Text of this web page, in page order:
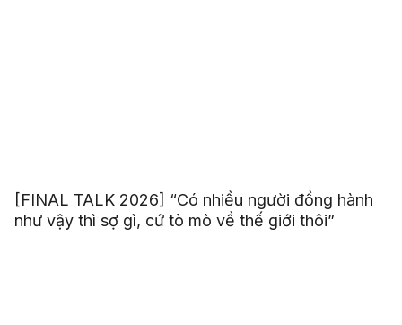
[FINAL TALK 2026] “Có nhiều người đồng hành
như vậy thì sợ gì, cứ tò mò về thế giới thôi”